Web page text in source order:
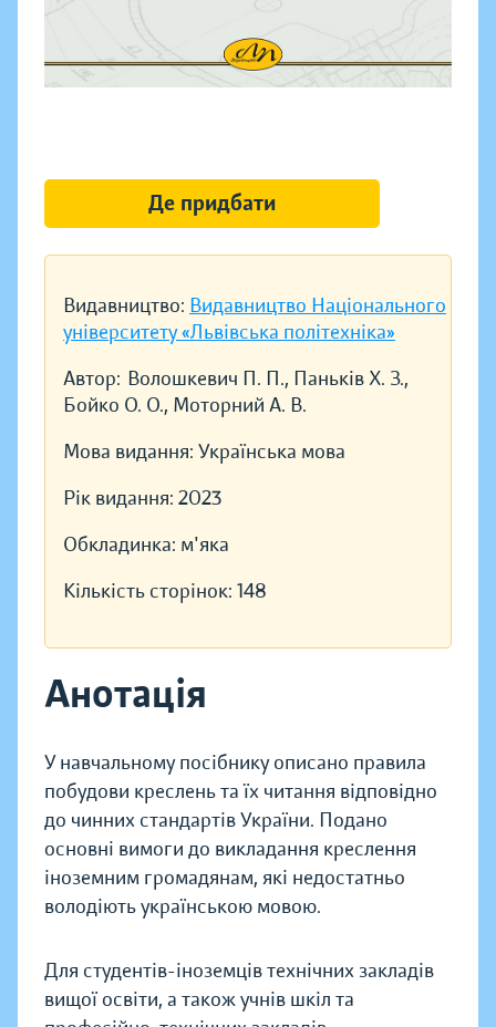
Видавництво: Видавництво Національного
університету «Львівська політехніка»
Автор: Волошкевич П. П., Паньків Х. З.,
Бойко О. О., Моторний А. В.
Мова видання: Українська мова
Рік видання: 2023
Обкладинка: м'яка
Кількість сторінок: 148
Анотація
У навчальному посібнику описано правила
побудови креслень та їх читання відповідно
до чинних стандартів України. Подано
основні вимоги до викладання креслення
іноземним громадянам, які недостатньо
володіють українською мовою.
Для студентів-іноземців технічних закладів
вищої освіти, а також учнів шкіл та
Де придбати